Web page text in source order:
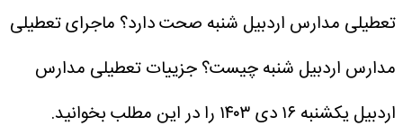
تعطیلی مدارس اردبیل شنبه صحت دارد؟ ماجرای تعطیلی
مدارس اردبیل شنبه چیست؟ جزییات تعطیلی مدارس
اردبیل یکشنبه ۱۶ دی ۱۴۰۳ را در این مطلب بخوانید.